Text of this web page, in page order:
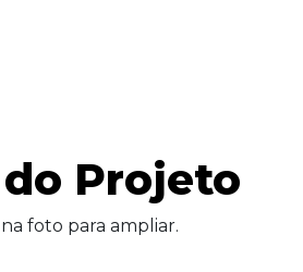
do Projeto
foto para ampliar.